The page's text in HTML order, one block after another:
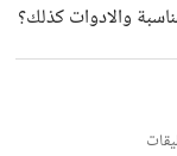
والادوات كذلك؟